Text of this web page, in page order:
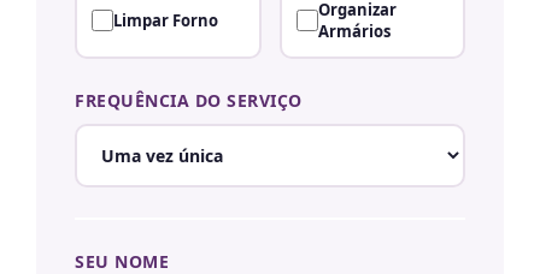
Limpar Forno
Organizar
Armários
FREQUÊNCIA DO SERVIÇO
SEU NOME